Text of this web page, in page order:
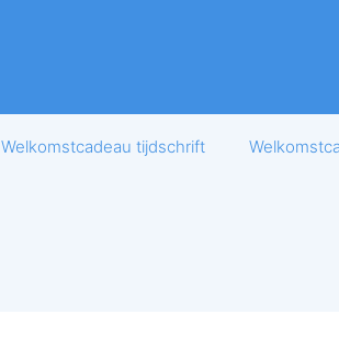
Welkomstcadeau tijdschrift